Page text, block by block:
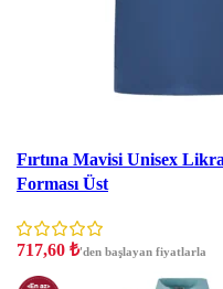
Fırtına Mavisi Unisex
Forması Üst
717,60 ₺'den başlayan fiyatlarla